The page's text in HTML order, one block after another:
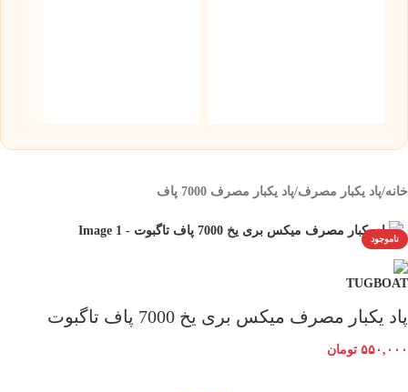
خانه/پاد یکبار مصرف/پاد یکبار مصرف 7000 پاف
ناموجود
پاد یکبار مصرف میکس بری یخ 7000 پاف تاگبوت
۵۵۰,۰۰۰ تومان